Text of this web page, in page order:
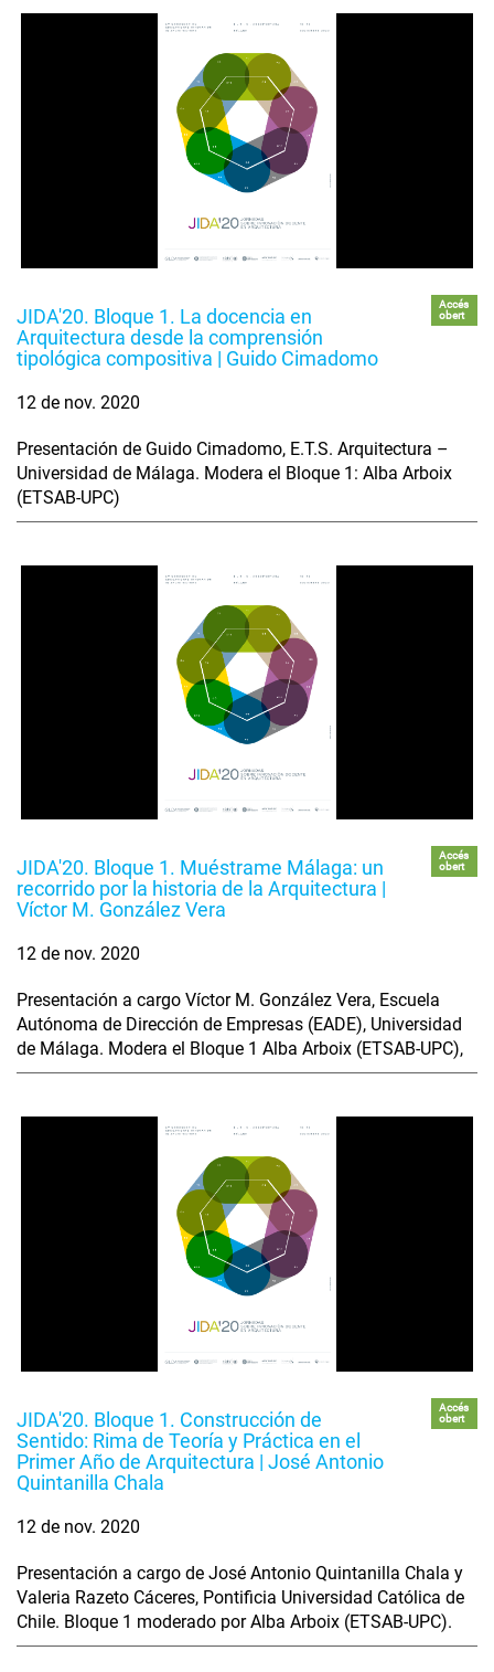
JIDA'20. Bloque 1. La docencia en
Arquitectura desde la comprensión
tipológica compositiva | Guido Cimadomo
Accés
obert
12 de nov. 2020
Presentación de Guido Cimadomo, E.T.S. Arquitectura –
Universidad de Málaga. Modera el Bloque 1: Alba Arboix
(ETSAB-UPC)
JIDA'20. Bloque 1. Muéstrame Málaga: un
recorrido por la historia de la Arquitectura |
Víctor M. González Vera
Accés
obert
12 de nov. 2020
Presentación a cargo Víctor M. González Vera, Escuela
Autónoma de Dirección de Empresas (EADE), Universidad
de Málaga. Modera el Bloque 1 Alba Arboix (ETSAB-UPC),
JIDA'20. Bloque 1. Construcción de
Sentido: Rima de Teoría y Práctica en el
Primer Año de Arquitectura | José Antonio
Quintanilla Chala
Accés
obert
12 de nov. 2020
Presentación a cargo de José Antonio Quintanilla Chala y
Valeria Razeto Cáceres, Pontificia Universidad Católica de
Chile. Bloque 1 moderado por Alba Arboix (ETSAB-UPC).